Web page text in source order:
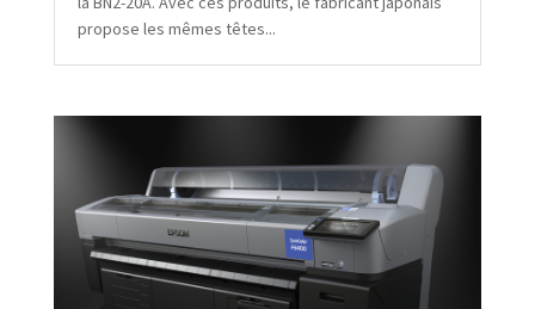
propose les mêmes têtes...